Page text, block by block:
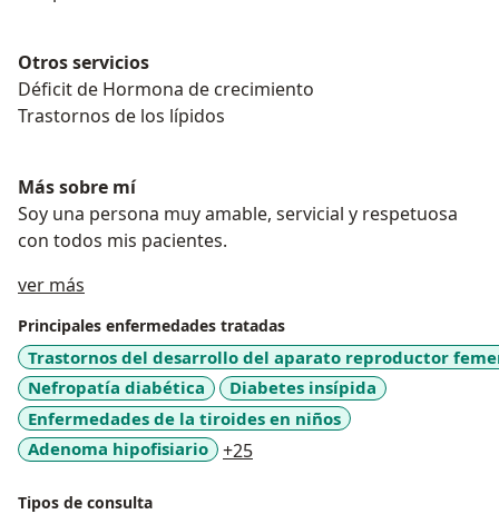
Otros servicios
Déficit de Hormona de crecimiento
Trastornos de los lípidos
Más sobre mí
Soy una persona muy amable, servicial y respetuosa
con todos mis pacientes.
ver más
Principales enfermedades tratadas
Trastornos del desarrollo del aparato reproductor
Nefropatía diabética
Diabetes insípida
Enfermedades de la tiroides en niños
Adenoma hipofisiario
+25a11y_sr_more_diseases
Tipos de consulta